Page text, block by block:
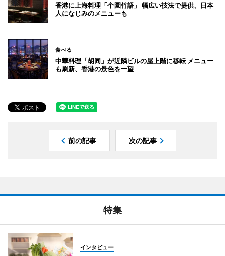
香港に上海料理「个園竹語」 幅広い技法で提供、日本
人になじみのメニューも
食べる
中華料理「胡同」が近隣ビルの屋上階に移転 メニュー
も刷新、香港の景色を一望
前の記事 次の記事
特集
インタビュー